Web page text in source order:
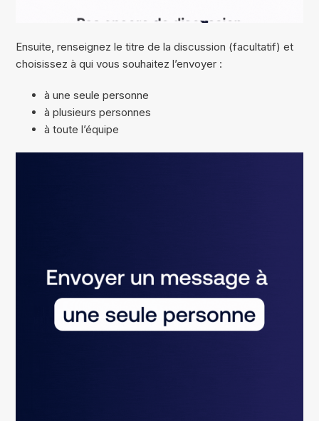
Ensuite, renseignez le titre de la discussion (facultatif) et
choisissez à qui vous souhaitez l’envoyer :
à une seule personne
à plusieurs personnes
à toute l’équipe